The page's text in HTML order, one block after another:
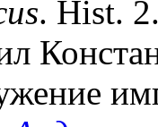
. Hist.